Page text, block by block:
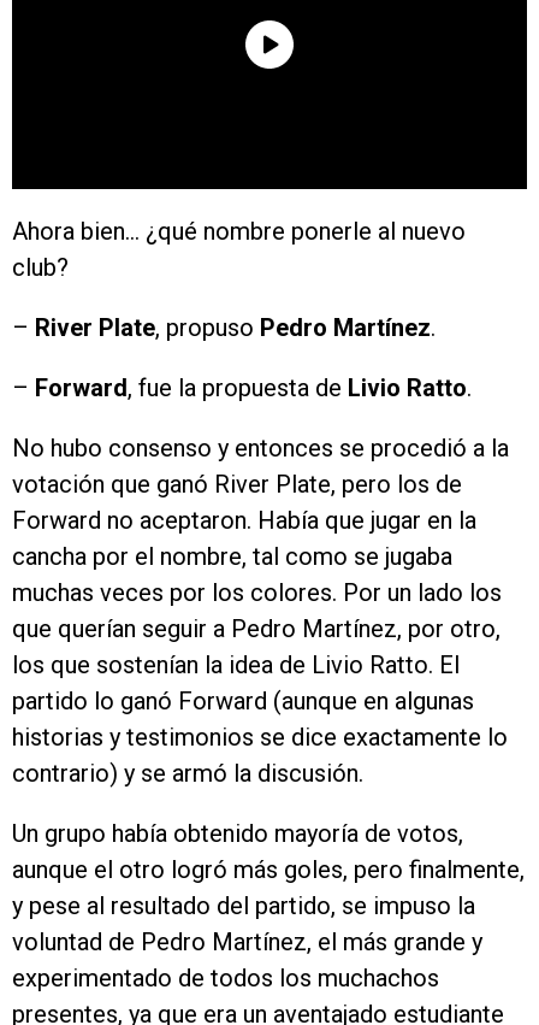
Ahora bien… ¿qué nombre ponerle al nuevo
club?
– River Plate, propuso Pedro Martínez.
– Forward, fue la propuesta de Livio Ratto.
No hubo consenso y entonces se procedió a la
votación que ganó River Plate, pero los de
Forward no aceptaron. Había que jugar en la
cancha por el nombre, tal como se jugaba
muchas veces por los colores. Por un lado los
que querían seguir a Pedro Martínez, por otro,
los que sostenían la idea de Livio Ratto. El
partido lo ganó Forward (aunque en algunas
historias y testimonios se dice exactamente lo
contrario) y se armó la discusión.
Un grupo había obtenido mayoría de votos,
aunque el otro logró más goles, pero finalmente,
y pese al resultado del partido, se impuso la
voluntad de Pedro Martínez, el más grande y
experimentado de todos los muchachos
presentes, ya que era un aventajado estudiante